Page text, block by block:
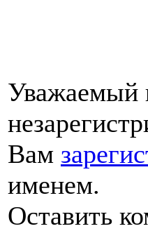
Уважаемый
Вам
именем.
Оставить